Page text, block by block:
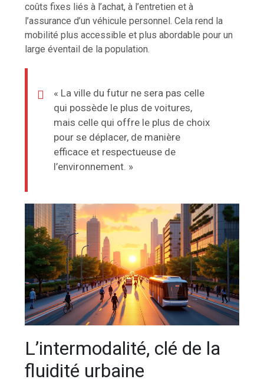
coûts fixes liés à l’achat, à l’entretien et à
l’assurance d’un véhicule personnel. Cela rend la
mobilité plus accessible et plus abordable pour un
large éventail de la population.
« La ville du futur ne sera pas celle
qui possède le plus de voitures,
mais celle qui offre le plus de choix
pour se déplacer, de manière
efficace et respectueuse de
l’environnement. »
L’intermodalité, clé de la
fluidité urbaine